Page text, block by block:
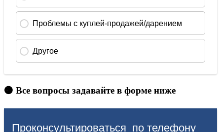
🟠 Все вопросы задавайте в форме ниже